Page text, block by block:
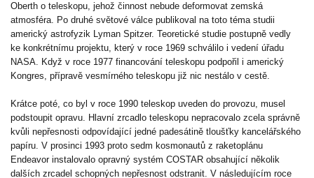
Oberth o teleskopu, jehož činnost nebude deformovat zemská
atmosféra. Po druhé světové válce publikoval na toto téma studii
americký astrofyzik Lyman Spitzer. Teoretické studie postupně vedly
ke konkrétnímu projektu, který v roce 1969 schválilo i vedení úřadu
NASA. Když v roce 1977 financování teleskopu podpořil i americký
Kongres, přípravě vesmírného teleskopu již nic nestálo v cestě.
Krátce poté, co byl v roce 1990 teleskop uveden do provozu, musel
podstoupit opravu. Hlavní zrcadlo teleskopu nepracovalo zcela správně
kvůli nepřesnosti odpovídající jedné padesátině tloušťky kancelářského
papíru. V prosinci 1993 proto sedm kosmonautů z raketoplánu
Endeavor instalovalo opravný systém COSTAR obsahující několik
dalších zrcadel schopných nepřesnost odstranit. V následujícím roce